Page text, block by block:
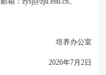
培养办公室
2026年7月 2日